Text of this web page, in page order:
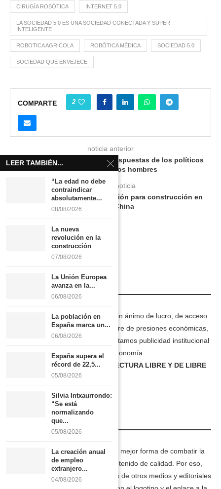
CIRUGÍA ROBÓTICA INTERNET 5.0
LA SOCIEDAD 5.0 ES UNA SOCIEDAD CONECTADA Y SUPER
INTELIGENTE
ROBOTICA AGRICOLA ROBÓTICA MÉDICA SOCIEDAD 5.0
SOCIEDAD QUE ENVEJECE
COMPARTE 2
noticia anterior
Las mujeres reciben menos respuestas de los políticos
españoles que los hombres
siguiente noticia
Nuevos procesos de producción para construcción en
Corea y China
PUBLICACIÓN GRATUITA
Revista NUVE es una Asociación sin ánimo de lucro, de acceso
libre y gratuito,independiente, libre de presiones económicas,
políticas o empresariales. No aceptamos publicidad institucional
, garantizando así nuestra total autonomía.
PUBLICACIÓN GRATUITA: DE LECTURA LIBRE Y DE LIBRE
REDIFUSIÓN
CONTENIDO DE CALIDAD
Revista NUVE, creemos que la mejor forma de combatir la
desinformación es difundiendo contenido de calidad. Por eso,
republicamos reportajes completos de otros medios y editoriales
LEER TAMBIÉN...
“La edad no debe
contraindicar
absolutamente...
08/08/2026
La nueva
revolución en la
construcción
07/08/2026
La Unión Europea
avanza en la...
06/08/2026
La población en
España marca un...
06/08/2026
España supera el
récord de 22,5...
05/08/2026
Silvia Intxaurrondo:
“Se está
normalizando
que...
05/08/2026
La creación anual
de empleo
extranjero...
04/08/2026